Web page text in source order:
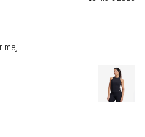
mej